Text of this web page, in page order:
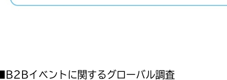
■B2Bイベントに関するグローバル調査